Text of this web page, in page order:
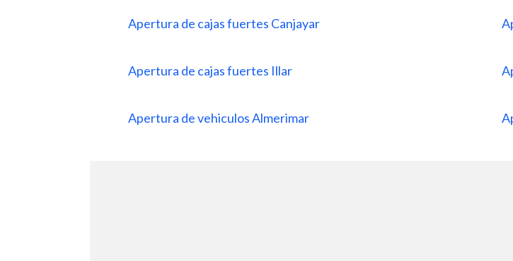
Apertura de cajas fuertes Canjayar
Apertura de cajas fuertes Illar
Apertura de vehiculos Almerimar